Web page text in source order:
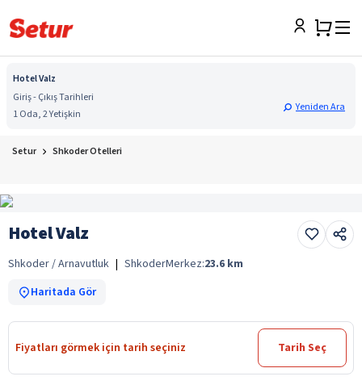
Hotel Valz
Giriş - Çıkış Tarihleri
1 Oda, 2 Yetişkin
Yeniden Ara
Setur Shkoder Otelleri
Hotel Valz
Shkoder / Arnavutluk | ShkoderMerkez:23.6 km
Haritada Gör
Fiyatları görmek için tarih seçiniz Tarih Seç